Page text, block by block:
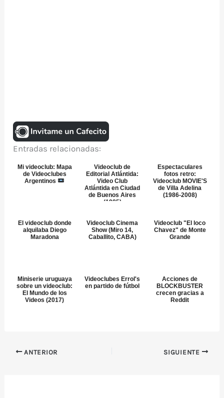
Entradas relacionadas:
Mi videoclub: Mapa
de Videoclubes
Argentinos
Videoclub de
Editorial Atlántida:
Video Club
Atlántida en Ciudad
de Buenos Aires
(1985)
Espectaculares
fotos retro:
Videoclub MOVIE'S
de Villa Adelina
(1986-2008)
El videoclub donde
alquilaba Diego
Maradona
Videoclub Cinema
Show (Miro 14,
Caballito, CABA)
Videoclub "El loco
Chavez" de Monte
Grande
Miniserie uruguaya
sobre un videoclub:
El Mundo de los
Videos (2017)
Videoclubes Errol's
en partido de fútbol
Acciones de
BLOCKBUSTER
crecen gracias a
Reddit
ANTERIOR SIGUIENTE